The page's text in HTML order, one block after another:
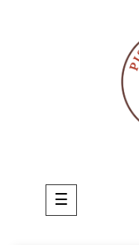
Navegación
de
☰